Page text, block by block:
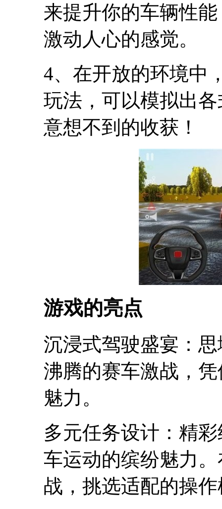
来提升你的车辆性
激动人心的感觉。
4、在开放的环境中
玩法，可以模拟出
意想不到的收获！
游戏的亮点
沉浸式驾驶盛宴：
沸腾的赛车激战，
魅力。
多元任务设计：精
车运动的缤纷魅力
战，挑选适配的操